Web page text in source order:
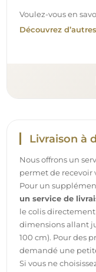
Voulez-vous en
Découvrez
Livraison à
Nous offrons un
permet de recevoir
Pour un
un service de
le colis
dimensions allant
100 cm). Pour des
demandé une
Si vous ne